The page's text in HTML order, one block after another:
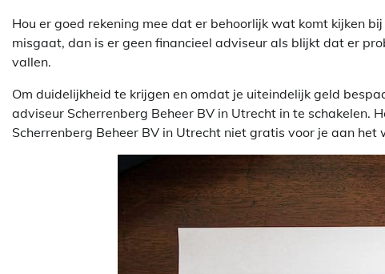
Hou er goed rekening mee dat er behoorlijk wat komt kijken
misgaat, dan is er geen financieel adviseur als blijkt dat er
vallen.
Om duidelijkheid te krijgen en omdat je uiteindelijk geld
adviseur Scherrenberg Beheer BV in Utrecht in te schakelen.
Scherrenberg Beheer BV in Utrecht niet gratis voor je aan het